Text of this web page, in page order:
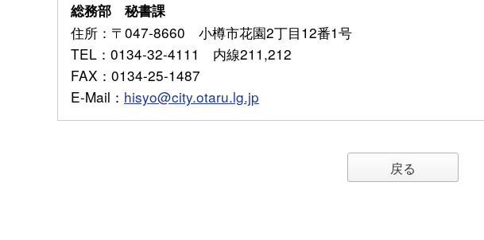
総務部 秘書課
住所 ：〒047-8660 小樽市花園2丁目12番1号
TEL ：0134-32-4111 内線211,212
FAX ：0134-25-1487
E-Mail ： hisyo@city.otaru.lg.jp
戻る